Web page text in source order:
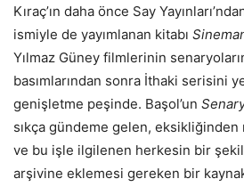
Kıraç’ın daha önce Say
ismiyle de yayımlanan kitabı
Yılmaz Güney filmlerinin
basımlarından sonra İthaki serisini
genişletme peşinde. Başol’un
sıkça gündeme gelen,
ve bu işle ilgilenen herkesin bir
arşivine eklemesi gereken bir